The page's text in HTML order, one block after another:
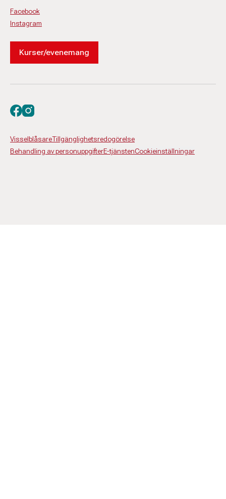
Facebook
Instagram
Kurser/evenemang
VisselblåsareTillgänglighetsredogörelse
Behandling av personuppgifterE-tjänstenCookieinställningar
Besök oss på facebook
Besök oss på instagram